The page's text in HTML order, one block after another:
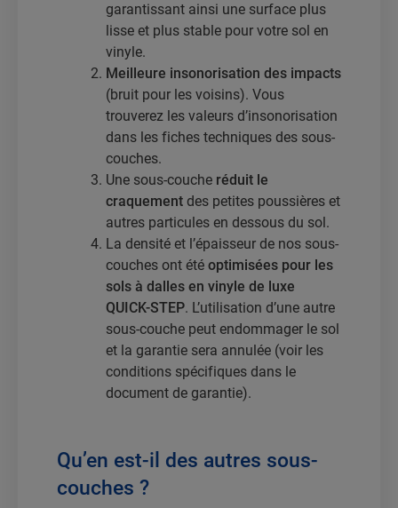
garantissant ainsi une surface plus
lisse et plus stable pour votre sol en
vinyle.
Meilleure insonorisation des impacts
(bruit pour les voisins). Vous
trouverez les valeurs d’insonorisation
dans les fiches techniques des sous-
couches.
Une sous-couche réduit le
craquement des petites poussières et
autres particules en dessous du sol.
La densité et l’épaisseur de nos sous-
couches ont été optimisées pour les
sols à dalles en vinyle de luxe
QUICK-STEP. L’utilisation d’une autre
sous-couche peut endommager le sol
et la garantie sera annulée (voir les
conditions spécifiques dans le
document de garantie).
Qu’en est-il des autres sous-
couches ?